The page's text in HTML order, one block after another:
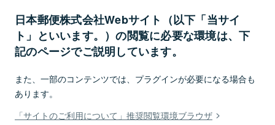
日本郵便株式会社Webサイト（以下「当サイ
ト」といいます。）の閲覧に必要な環境は、下
記のページでご説明しています。
また、一部のコンテンツでは、プラグインが必要になる場合も
あります。
「サイトのご利用について」推奨閲覧環境ブラウザ